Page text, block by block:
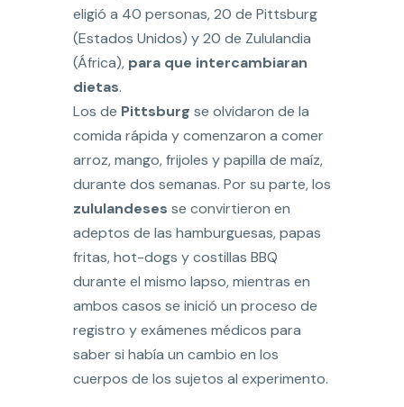
eligió a 40 personas, 20 de Pittsburg
(Estados Unidos) y 20 de Zululandia
(África), para que intercambiaran
dietas.
Los de Pittsburg se olvidaron de la
comida rápida y comenzaron a comer
arroz, mango, frijoles y papilla de maíz,
durante dos semanas. Por su parte, los
zululandeses se convirtieron en
adeptos de las hamburguesas, papas
fritas, hot-dogs y costillas BBQ
durante el mismo lapso, mientras en
ambos casos se inició un proceso de
registro y exámenes médicos para
saber si había un cambio en los
cuerpos de los sujetos al experimento.